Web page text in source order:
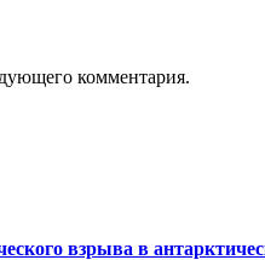
комментария.
взрыва в